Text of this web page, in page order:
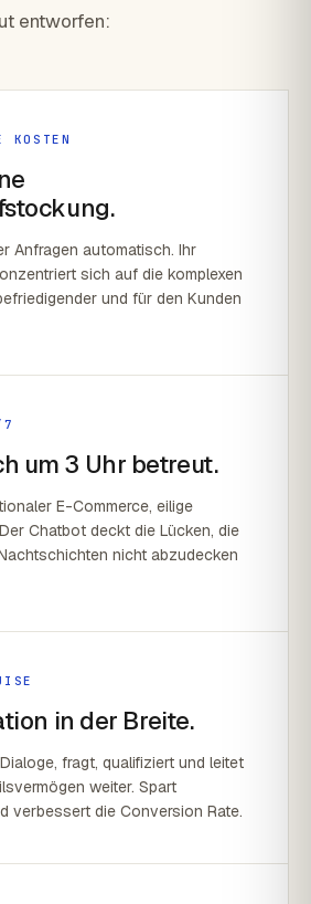
entworfen:
Anfragen automatisch. Ihr
sich auf die komplexen
und für den Kunden
um 3 Uhr betreut.
E-Commerce, eilige
Chatbot deckt die Lücken, die
nicht abzudecken
in der Breite.
fragt, qualifiziert und leitet
weiter. Spart
verbessert die Conversion Rate.